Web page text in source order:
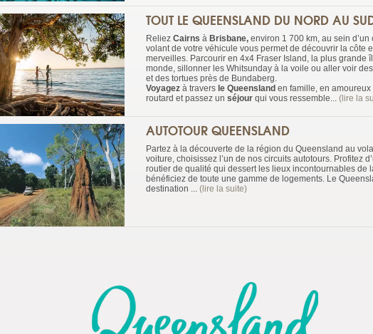
TOUT LE QUEENSLAND DU NORD AU
Reliez Cairns à Brisbane, environ 1 700 km, au sein d’un
volant de votre véhicule vous permet de découvrir la côte
merveilles. Parcourir en 4x4 Fraser Island, la plus grande
monde, sillonner les Whitsunday à la voile ou aller voir
et des tortues près de Bundaberg.
Voyagez à travers le Queensland en famille, en amoureux
routard et passez un séjour qui vous ressemble... (lire la
AUTOTOUR QUEENSLAND
Partez à la découverte de la région du Queensland au
voiture, choisissez l’un de nos circuits autotours. Profitez
routier de qualité qui dessert les lieux incontournables de
bénéficiez de toute une gamme de logements. Le
destination ... (lire la suite)